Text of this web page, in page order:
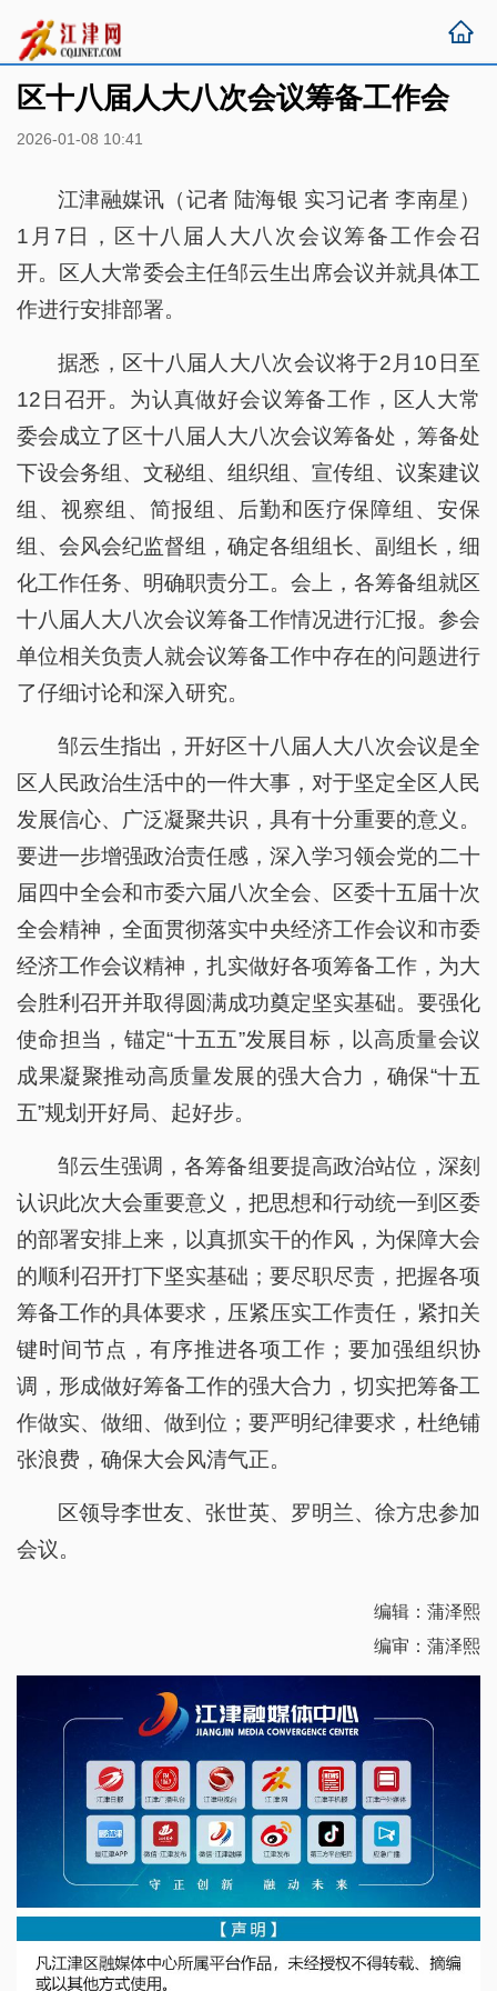
区十八届人大八次会议筹备工作会
2026-01-08 10:41
江津融媒讯（记者 陆海银 实习记者 李南星）
1月7日，区十八届人大八次会议筹备工作会召
开。区人大常委会主任邹云生出席会议并就具体工
作进行安排部署。
据悉，区十八届人大八次会议将于2月10日至
12日召开。为认真做好会议筹备工作，区人大常
委会成立了区十八届人大八次会议筹备处，筹备处
下设会务组、文秘组、组织组、宣传组、议案建议
组、视察组、简报组、后勤和医疗保障组、安保
组、会风会纪监督组，确定各组组长、副组长，细
化工作任务、明确职责分工。会上，各筹备组就区
十八届人大八次会议筹备工作情况进行汇报。参会
单位相关负责人就会议筹备工作中存在的问题进行
了仔细讨论和深入研究。
邹云生指出，开好区十八届人大八次会议是全
区人民政治生活中的一件大事，对于坚定全区人民
发展信心、广泛凝聚共识，具有十分重要的意义。
要进一步增强政治责任感，深入学习领会党的二十
届四中全会和市委六届八次全会、区委十五届十次
全会精神，全面贯彻落实中央经济工作会议和市委
经济工作会议精神，扎实做好各项筹备工作，为大
会胜利召开并取得圆满成功奠定坚实基础。要强化
使命担当，锚定“十五五”发展目标，以高质量会议
成果凝聚推动高质量发展的强大合力，确保“十五
五”规划开好局、起好步。
邹云生强调，各筹备组要提高政治站位，深刻
认识此次大会重要意义，把思想和行动统一到区委
的部署安排上来，以真抓实干的作风，为保障大会
的顺利召开打下坚实基础；要尽职尽责，把握各项
筹备工作的具体要求，压紧压实工作责任，紧扣关
键时间节点，有序推进各项工作；要加强组织协
调，形成做好筹备工作的强大合力，切实把筹备工
作做实、做细、做到位；要严明纪律要求，杜绝铺
张浪费，确保大会风清气正。
区领导李世友、张世英、罗明兰、徐方忠参加
会议。
编辑：蒲泽熙
编审：蒲泽熙